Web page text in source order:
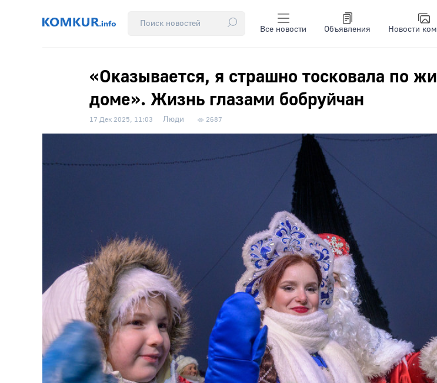
Все новости Объявления Новости
«Оказывается, я страшно тосковала по
доме». Жизнь глазами бобруйчан
17 Дек 2025, 11:03 Люди 2687